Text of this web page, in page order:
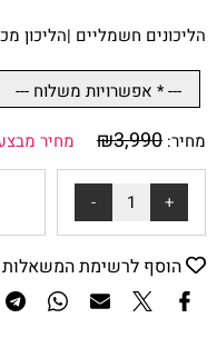
הליכונים חשמליים |הליכון
מחיר: ₪3,990 מחיר
הוסף לרשימת המשאלות